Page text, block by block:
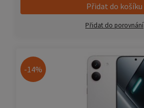
Přidat do košíku
Přidat do porovnání
-14%